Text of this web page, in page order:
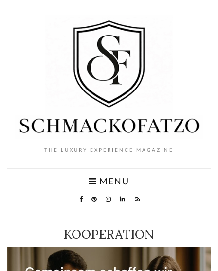
THE LUXURY EXPERIENCE MAGAZINE
MENU
KOOPERATION